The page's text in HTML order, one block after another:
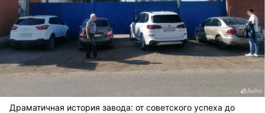
Драматичная история завода: от советского успеха до